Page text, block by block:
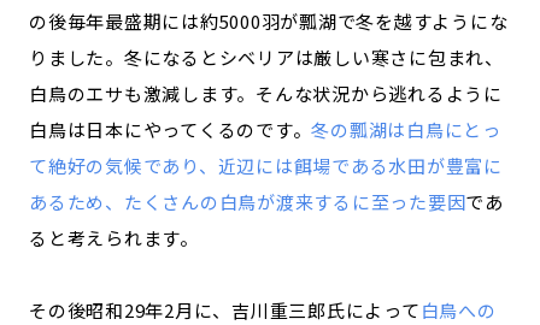
の後毎年最盛期には約5000羽が瓢湖で冬を越すようにな
りました。冬になるとシベリアは厳しい寒さに包まれ、
白鳥のエサも激減します。そんな状況から逃れるように
白鳥は日本にやってくるのです。冬の瓢湖は白鳥にとっ
て絶好の気候であり、近辺には餌場である水田が豊富に
あるため、たくさんの白鳥が渡来するに至った要因であ
ると考えられます。
その後昭和29年2月に、吉川重三郎氏によって白鳥への